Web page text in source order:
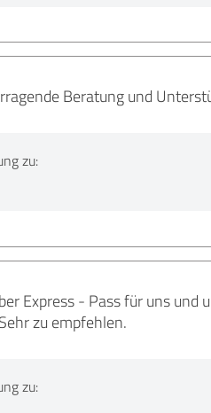
Beratung und
zu:
Express - Pass für uns
zu empfehlen.
zu: